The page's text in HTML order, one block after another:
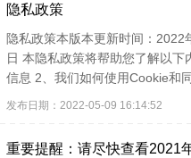
隐私政策
隐私政策本版本更新时间：
日 本隐私政策将帮助您了解以
信息 2、我们如何使用Cookie和
息 4、我们如何保护您的信息 5
发布日期：2022-05-09 16:14:52